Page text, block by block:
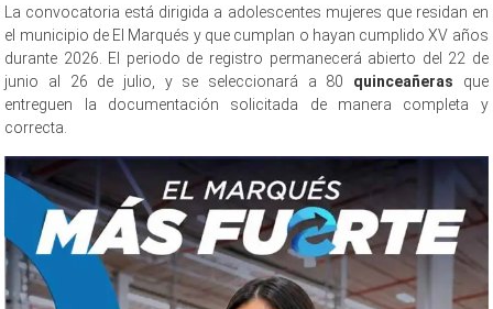
La convocatoria está dirigida a adolescentes mujeres que residan en
el municipio de El Marqués y que cumplan o hayan cumplido XV años
durante 2026. El periodo de registro permanecerá abierto del 22 de
junio al 26 de julio, y se seleccionará a 80 quinceañeras que
entreguen la documentación solicitada de manera completa y
correcta.